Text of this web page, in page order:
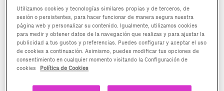
Utilizamos cookies y tecnologías similares propias y de terceros, de
sesión o persistentes, para hacer funcionar de manera segura nuestra
página web y personalizar su contenido. Igualmente, utilizamos cookies
para medir y obtener datos de la navegación que realizas y para ajustar la
publicidad a tus gustos y preferencias. Puedes configurar y aceptar el uso
de cookies a continuación. Asimismo, puedes modificar tus opciones de
consentimiento en cualquier momento visitando la Configuración de
cookies
Política de Cookies